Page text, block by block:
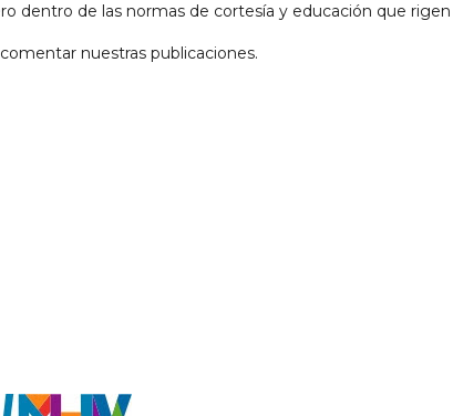
dentro de las normas de cortesía y educación que rigen
nuestras publicaciones.